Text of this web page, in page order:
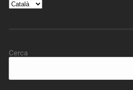
Cerca